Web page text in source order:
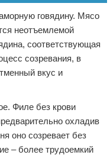
говядину. Мясо
неотъемлемой
соответствующая
созревания, в
вкус и
Филе без крови
охладив
оно созревает без
– более трудоемкий